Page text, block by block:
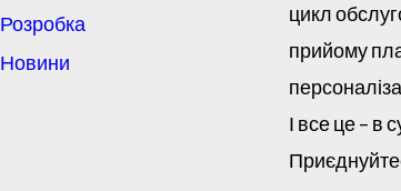
Розробка
Новини
цикл
прийому
І все це – в